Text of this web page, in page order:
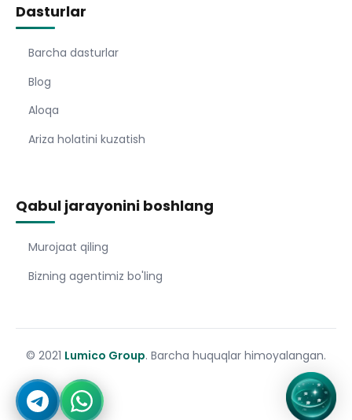
Dasturlar
Barcha dasturlar
Blog
Aloqa
Ariza holatini kuzatish
Qabul jarayonini boshlang
Murojaat qiling
Bizning agentimiz bo'ling
© 2021 Lumico Group. Barcha huquqlar himoyalangan.